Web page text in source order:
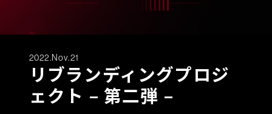
2022.Nov.21
リブランディングプロジ
ェクト – 第二弾 –